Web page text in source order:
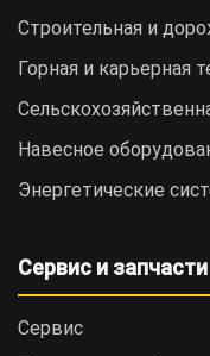
Строительная и
Горная и карьерная
Навесное
Энергетические
Сервис и запчасти
Сервис